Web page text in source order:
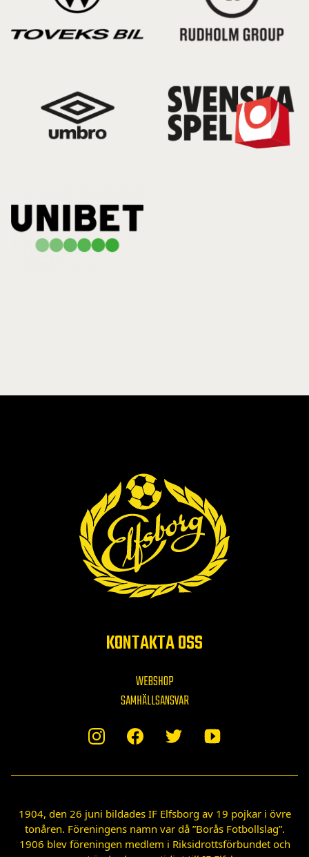
KONTAKTA OSS
WEBSHOP
SAMHÄLLSANSVAR
1904, den 26 juni bildades IF Elfsborg av 19 pojkar i övre
tonåren. Föreningens namn var då ”Borås Fotbollslag”.
1906 blev föreningen medlem i Riksidrottsförbundet och